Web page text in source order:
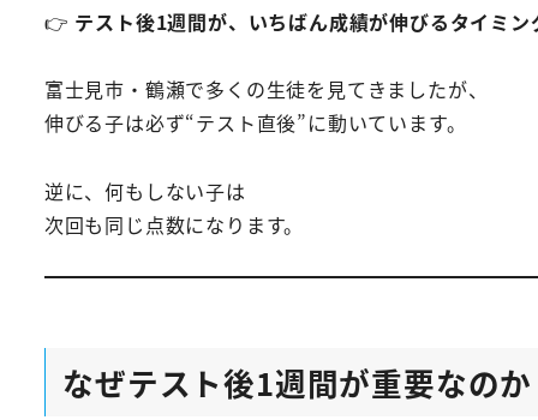
👉 テスト後1週間が、いちばん成績が伸びるタイミン
富士見市・鶴瀬で多くの生徒を見てきましたが、
伸びる子は必ず“テスト直後”に動いています。
逆に、何もしない子は
次回も同じ点数になります。
なぜテスト後1週間が重要なのか